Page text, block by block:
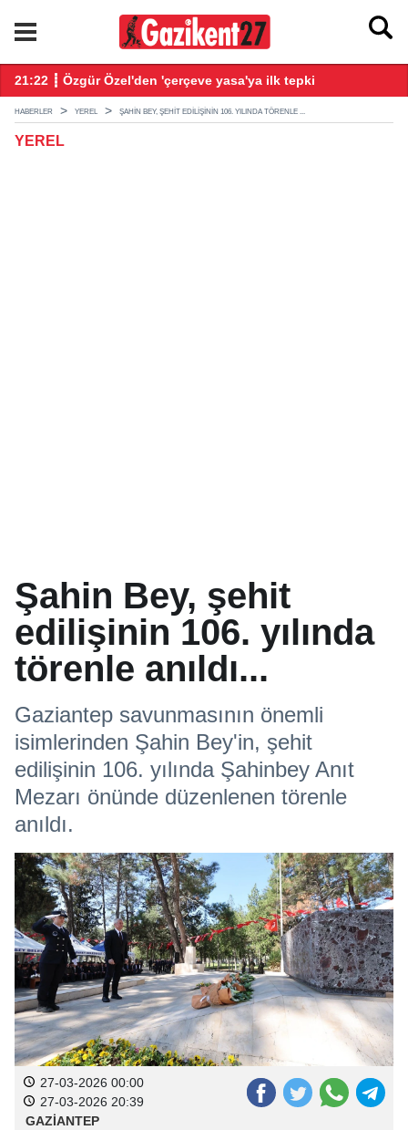
21:22 ┋ Özgür Özel'den 'çerçeve yasa'ya ilk tepki
HABERLER YEREL ŞAHIN BEY, ŞEHIT EDILIŞININ 106. YILINDA TÖRENLE ...
YEREL
Şahin Bey, şehit
edilişinin 106. yılında
törenle anıldı...
Gaziantep savunmasının önemli
isimlerinden Şahin Bey'in, şehit
edilişinin 106. yılında Şahinbey Anıt
Mezarı önünde düzenlenen törenle
anıldı.
27-03-2026 00:00
27-03-2026 20:39
GAZİANTEP